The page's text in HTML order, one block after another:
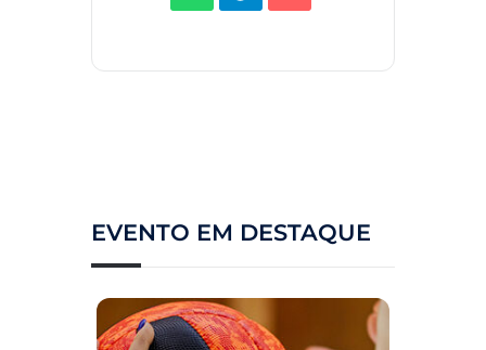
EVENTO EM DESTAQUE